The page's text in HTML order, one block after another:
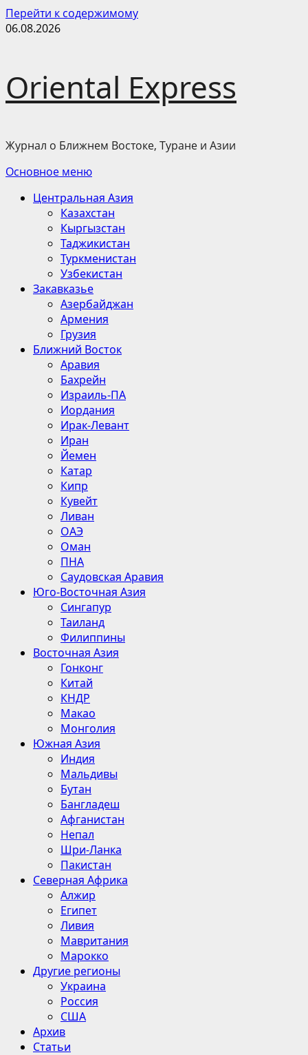
Перейти к содержимому
06.08.2026
Oriental Express
Журнал о Ближнем Востоке, Туране и Азии
Основное меню
Центральная Азия
Казахстан
Кыргызстан
Таджикистан
Туркменистан
Узбекистан
Закавказье
Азербайджан
Армения
Грузия
Ближний Восток
Аравия
Бахрейн
Израиль-ПА
Иордания
Ирак-Левант
Иран
Йемен
Катар
Кипр
Кувейт
Ливан
ОАЭ
Оман
ПНА
Саудовская Аравия
Юго-Восточная Азия
Сингапур
Таиланд
Филиппины
Восточная Азия
Гонконг
Китай
КНДР
Макао
Монголия
Южная Азия
Индия
Мальдивы
Бутан
Бангладеш
Афганистан
Непал
Шри-Ланка
Пакистан
Северная Африка
Алжир
Египет
Ливия
Мавритания
Марокко
Другие регионы
Украина
Россия
США
Архив
Статьи